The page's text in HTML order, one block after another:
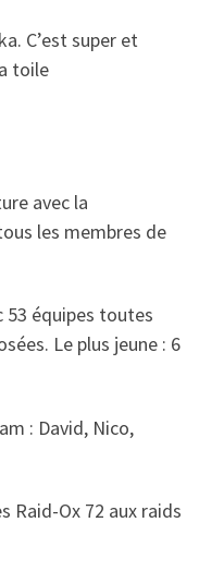
C’est super et
toile
avec la
les membres de
53 équipes toutes
Le plus jeune : 6
: David, Nico,
Raid-Ox 72 aux raids